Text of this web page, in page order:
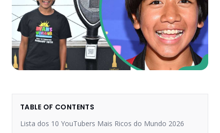
TABLE OF CONTENTS
Lista dos 10 YouTubers Mais Ricos do Mundo 2026